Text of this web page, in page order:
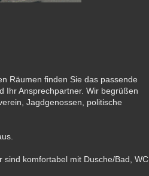
Räumen finden Sie das passende
Ihr Ansprechpartner. Wir begrüßen
Jagdgenossen, politische
komfortabel mit Dusche/Bad, WC